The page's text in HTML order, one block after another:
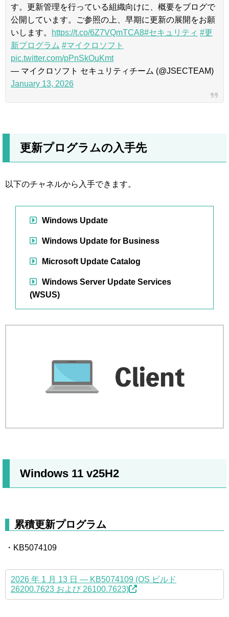
す。更新管理を行っている組織向けに、概要をブログで
公開しています。ご参照の上、早期に更新の展開をお願
いします。
https://t.co/6Z7VQmTCA8#セキュリティ #更
新プログラム #マイクロソフト
pic.twitter.com/pPnSkOuKmt
— マイクロソフト セキュリティチーム (@JSECTEAM)
January 13, 2026
更新プログラムの入手先
以下のチャネルから入手できます。
Windows Update
Windows Update for Business
Microsoft Update Catalog
Windows Server Update Services
(WSUS)
Windows 11 v25H2
累積更新プログラム
・KB5074109
2026 年 1 月 13 日 — KB5074109 (OS ビルド
26200.7623 および 26100.7623)